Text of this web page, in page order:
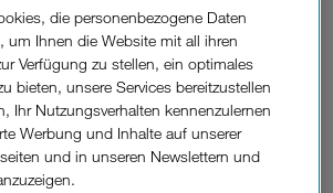
Weinbaumeister Erich Scheiblhofer lud
Leitbetriebs gemeinsam mit
Austria Wirtschaftstreibende der
Expertentreffen. Unter dem
– ein Fall für die Praxis" diskutierten
3CCO Rudolf Schrefl und Leitbetriebe
Monica Rintersbacher vor rund 80
über Herausforderungen und Chancen,
die personenbezogene Daten
um Ihnen die Website mit all ihren
Verfügung zu stellen, ein optimales
bieten, unsere Services bereitzustellen
Ihr Nutzungsverhalten kennenzulernen
Werbung und Inhalte auf unserer
und in unseren Newslettern und